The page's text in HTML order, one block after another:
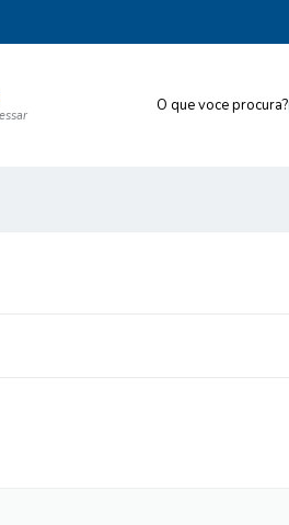
O que voce procura?